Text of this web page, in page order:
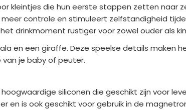
kleintjes die hun eerste stappen zetten naar
controle en stimuleert zelfstandigheid
drinkmoment rustiger voor zowel ouder als
en een giraffe. Deze speelse details maken
je baby of peuter.
siliconen die geschikt zijn voor
en is ook geschikt voor gebruik in de